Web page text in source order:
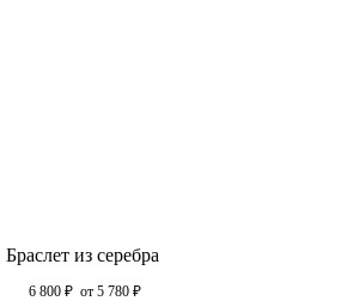
Браслет из серебра
6 800 ₽ от 5 780 ₽